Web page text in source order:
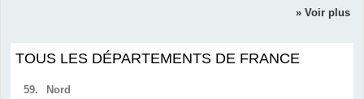
» Voir plus
TOUS LES DÉPARTEMENTS DE FRANCE
59.
Nord